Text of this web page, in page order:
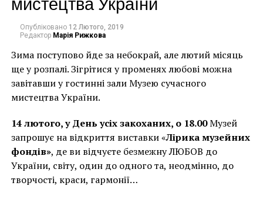
Опубліковано 12 Лютого, 2019
Редактор Марія Рижкова
Зима поступово йде за небокрай, але лютий місяць
ще у розпалі. Зігрітися у променях любові можна
завітавши у гостинні зали Музею сучасного
мистецтва України.
14 лютого, у День усіх закоханих, о 18.00Музей
запрошує на відкриття виставки «Лірика музейних
фондів», де ви відчуєте безмежну ЛЮБОВ до
України, світу, один до одного та, неодмінно, до
творчості, краси, гармонії…